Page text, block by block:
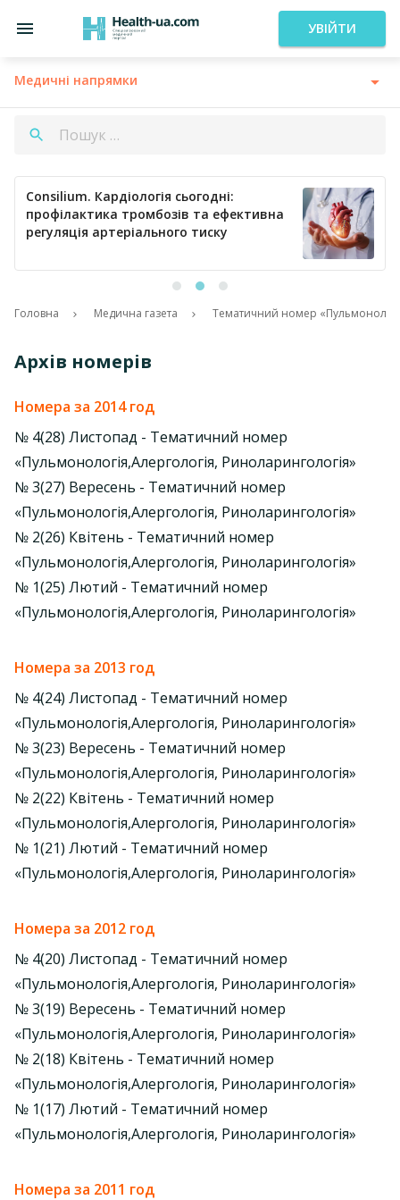
УВІЙТИ
Медичні напрямки
Consilium. Кардіологія сьогодні:
профілактика тромбозів та ефективна
регуляція артеріального тиску
Головна Медична газета Тематичний номер
Архів номерів
Номера за 2014 год
№ 4(28) Листопад - Тематичний номер
«Пульмонологія,Алергологія, Риноларингологія»
№ 3(27) Вересень - Тематичний номер
«Пульмонологія,Алергологія, Риноларингологія»
№ 2(26) Квітень - Тематичний номер
«Пульмонологія,Алергологія, Риноларингологія»
№ 1(25) Лютий - Тематичний номер
«Пульмонологія,Алергологія, Риноларингологія»
Номера за 2013 год
№ 4(24) Листопад - Тематичний номер
«Пульмонологія,Алергологія, Риноларингологія»
№ 3(23) Вересень - Тематичний номер
«Пульмонологія,Алергологія, Риноларингологія»
№ 2(22) Квітень - Тематичний номер
«Пульмонологія,Алергологія, Риноларингологія»
№ 1(21) Лютий - Тематичний номер
«Пульмонологія,Алергологія, Риноларингологія»
Номера за 2012 год
№ 4(20) Листопад - Тематичний номер
«Пульмонологія,Алергологія, Риноларингологія»
№ 3(19) Вересень - Тематичний номер
«Пульмонологія,Алергологія, Риноларингологія»
№ 2(18) Квітень - Тематичний номер
«Пульмонологія,Алергологія, Риноларингологія»
№ 1(17) Лютий - Тематичний номер
«Пульмонологія,Алергологія, Риноларингологія»
Номера за 2011 год